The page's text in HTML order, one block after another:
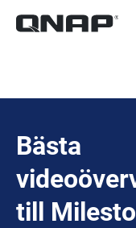
Bästa
till